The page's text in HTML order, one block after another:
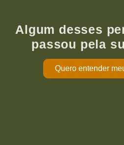
Algum desses
passou pela
Quero entender